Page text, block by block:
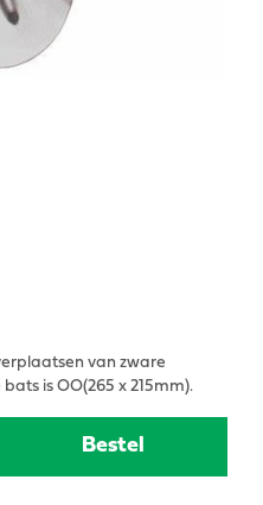
van zware
is OO(265 x 215mm).